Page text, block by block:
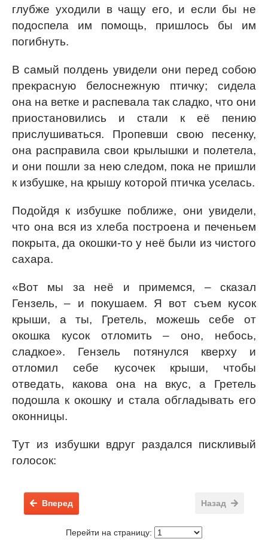
глубже уходили в чащу его, и если бы не
подоспела им помощь, пришлось бы им
погибнуть.
В самый полдень увидели они перед собою
прекрасную белоснежную птичку; сидела
она на ветке и распевала так сладко, что они
приостановились и стали к её пению
прислушиваться. Пропевши свою песенку,
она расправила свои крылышки и полетела,
и они пошли за нею следом, пока не пришли
к избушке, на крышу которой птичка уселась.
Подойдя к избушке поближе, они увидели,
что она вся из хлеба построена и печеньем
покрыта, да окошки-то у неё были из чистого
сахара.
«Вот мы за неё и примемся, – сказал
Гензель, – и покушаем. Я вот съем кусок
крыши, а ты, Гретель, можешь себе от
окошка кусок отломить – оно, небось,
сладкое». Гензель потянулся кверху и
отломил себе кусочек крыши, чтобы
отведать, какова она на вкус, а Гретель
подошла к окошку и стала обгладывать его
оконницы.
Тут из избушки вдруг раздался пискливый
голосок:
Назад
Вперед
Перейти на страницу: